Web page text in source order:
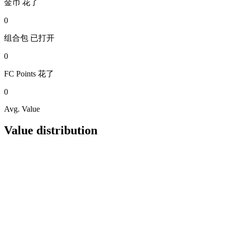
金币 花了
0
组合包 已打开
0
FC Points 花了
0
Avg. Value
Value distribution